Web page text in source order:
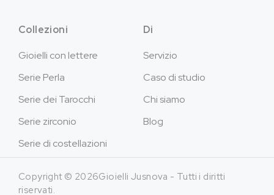
Collezioni
Gioielli con lettere
Serie Perla
Serie dei Tarocchi
Serie zirconio
Serie di costellazioni
Di
Servizio
Caso di studio
Chi siamo
Blog
Copyright © 2026Gioielli Jusnova - Tutti i diritti
riservati.